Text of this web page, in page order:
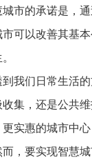
市的承诺是，
可以改善其基本
们日常生活的
集，还是公共
实惠的城市中
，要实现智慧